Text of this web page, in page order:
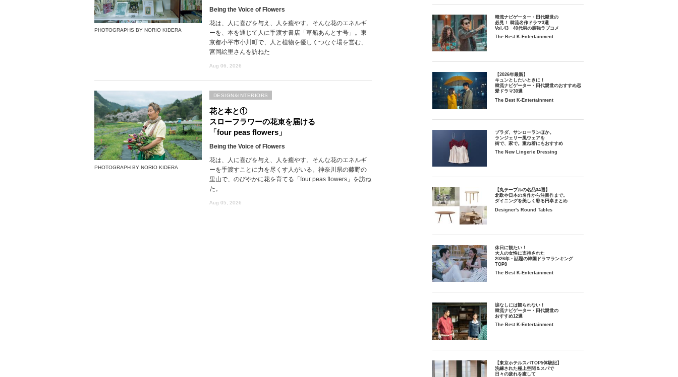
PHOTOGRAPHS BY NORIO KIDERA
Being the Voice of Flowers
花は、人に喜びを与え、人を癒やす。そんな花のエネルギ
ーを、本を通じて人に手渡す書店「草船あんとす号」。東
京都小平市小川町で、人と植物を優しくつなぐ場を営む、
宮岡絵里さんを訪ねた
Aug 06, 2026
PHOTOGRAPH BY NORIO KIDERA
花と本と①
スローフラワーの花束を届ける
「four peas flowers」
Being the Voice of Flowers
花は、人に喜びを与え、人を癒やす。そんな花のエネルギ
ーを手渡すことに力を尽くす人がいる。神奈川県の藤野の
里山で、のびやかに花を育てる「four peas flowers」を訪ね
た。
Aug 05, 2026
DESIGN&INTERIORS
韓流ナビゲーター・田代親世の
必見！ 韓流名作ドラマ3選
Vol.43 40代男の最強ラブコメ
The Best K-Entertainment
【2026年最新】
キュンとしたいときに！
韓流ナビゲーター・田代親世のおすすめ恋
愛ドラマ30選
The Best K-Entertainment
プラダ、サンローランほか。
ランジェリー風ウェアを
街で、家で。重ね着にもおすすめ
The New Lingerie Dressing
【丸テーブルの名品34選】
北欧や日本の名作から注目作まで。
ダイニングを美しく彩る円卓まとめ
Designer's Round Tables
休日に観たい！
大人の女性に支持された
2026年・話題の韓国ドラマランキング
TOP8
The Best K-Entertainment
涙なしには観られない！
韓流ナビゲーター・田代親世の
おすすめ12選
The Best K-Entertainment
【東京ホテルスパTOP5体験記】
洗練された極上空間＆スパで
日々の疲れを癒して